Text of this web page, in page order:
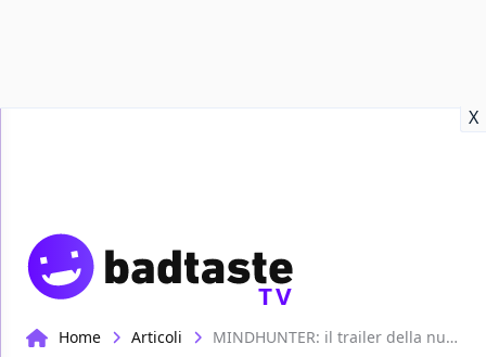
X
TV
Home Articoli MINDHUNTER: il trailer della nuova serie Netflix diretta da David Fincher